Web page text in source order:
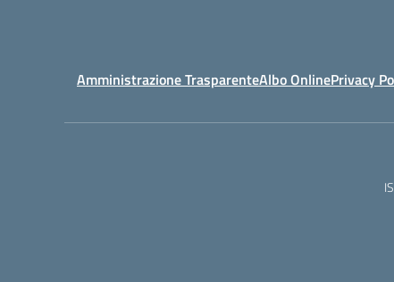
Amministrazione TrasparenteAlbo OnlinePrivacy